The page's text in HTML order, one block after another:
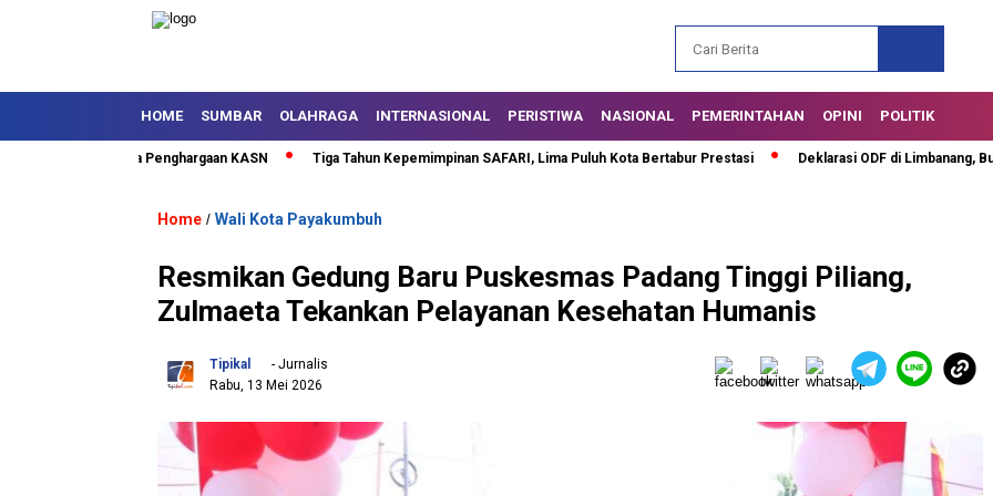
HOME SUMBAR OLAHRAGA INTERNASIONAL PERISTIWA NASIONAL PEMERINTAHAN OPINI POLITIK
Kota Terima Penghargaan KASN Tiga Tahun Kepemimpinan SAFARI, Lima Puluh Kota Bertabur Prestasi Deklarasi ODF di Limbanang, Bupati
Home / Wali Kota Payakumbuh
Resmikan Gedung Baru Puskesmas Padang Tinggi Piliang,
Zulmaeta Tekankan Pelayanan Kesehatan Humanis
Tipikal
- Jurnalis
Rabu, 13 Mei 2026